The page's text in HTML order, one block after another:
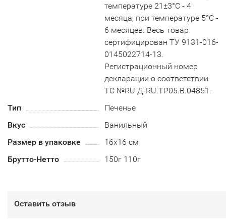
температуре 21±3°С - 4
месяца, при температуре 5°С -
6 месяцев. Весь товар
сертифицирован ТУ 9131-016-
0145022714-13.
Регистрационный номер
декларации о соответствии
ТС №RU Д-RU.TP05.B.04851.
Тип
Печенье
Вкус
Ванильный
Размер в упаковке
16х16 см
Брутто-Нетто
150г 110г
Оставить отзыв